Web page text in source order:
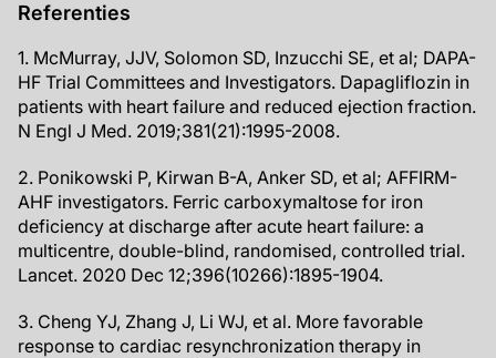
Referenties
1. McMurray, JJV, Solomon SD, Inzucchi SE, et al; DAPA-
HF Trial Committees and Investigators. Dapagliflozin in
patients with heart failure and reduced ejection fraction.
N Engl J Med. 2019;381(21):1995-2008.
2. Ponikowski P, Kirwan B-A, Anker SD, et al; AFFIRM-
AHF investigators. Ferric carboxymaltose for iron
deficiency at discharge after acute heart failure: a
multicentre, double-blind, randomised, controlled trial.
Lancet. 2020 Dec 12;396(10266):1895-1904.
3. Cheng YJ, Zhang J, Li WJ, et al. More favorable
response to cardiac resynchronization therapy in